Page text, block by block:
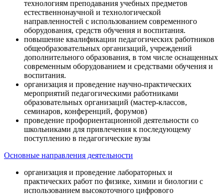
технологиям преподавания учебных предметов
естественнонаучной и технологической
направленностей с использованием современного
оборудования, средств обучения и воспитания.
повышение квалификации педагогических работников
общеобразовательных организаций, учреждений
дополнительного образования, в том числе оснащенных
современным оборудованием и средствами обучения и
воспитания.
организация и проведение научно-практических
мероприятий педагогическими работниками
образовательных организаций (мастер-классов,
семинаров, конференций, форумов)
проведение профориентационной деятельности со
школьниками для привлечения к последующему
поступлению в педагогические вузы
Основные направления деятельности
организация и проведение лабораторных и
практических работ по физике, химии и биологии с
использованием высокоточного цифрового